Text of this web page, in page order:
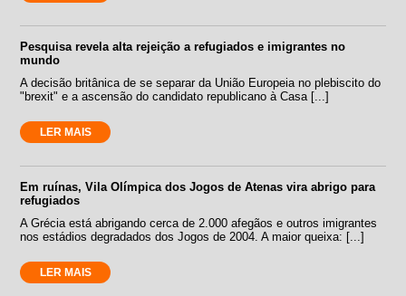
Pesquisa revela alta rejeição a refugiados e imigrantes no
mundo
A decisão britânica de se separar da União Europeia no plebiscito do
"brexit" e a ascensão do candidato republicano à Casa [...]
LER MAIS
Em ruínas, Vila Olímpica dos Jogos de Atenas vira abrigo para
refugiados
A Grécia está abrigando cerca de 2.000 afegãos e outros imigrantes
nos estádios degradados dos Jogos de 2004. A maior queixa: [...]
LER MAIS